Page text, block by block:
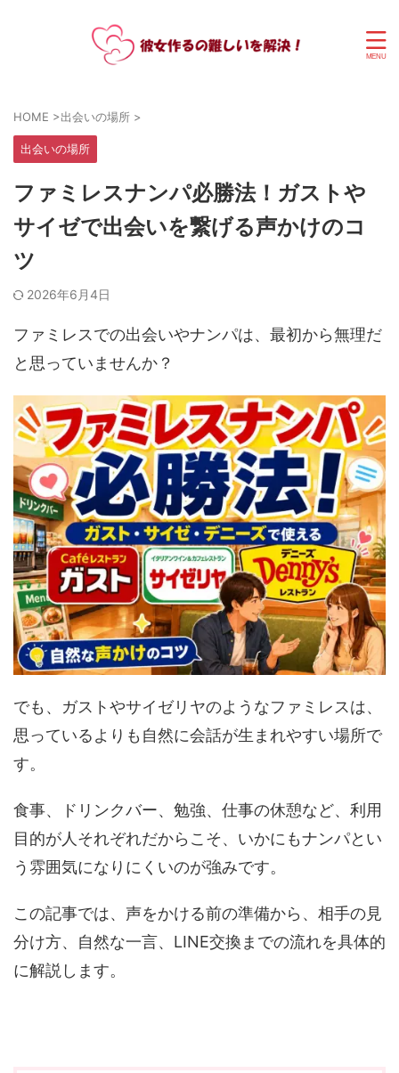
HOME >出会いの場所 >
出会いの場所
ファミレスナンパ必勝法！ガストや
サイゼで出会いを繋げる声かけのコ
ツ
2026年6月4日
ファミレスでの出会いやナンパは、最初から無理だ
と思っていませんか？
でも、ガストやサイゼリヤのようなファミレスは、
思っているよりも自然に会話が生まれやすい場所で
す。
食事、ドリンクバー、勉強、仕事の休憩など、利用
目的が人それぞれだからこそ、いかにもナンパとい
う雰囲気になりにくいのが強みです。
この記事では、声をかける前の準備から、相手の見
分け方、自然な一言、LINE交換までの流れを具体的
に解説します。